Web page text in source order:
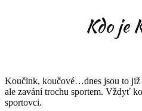
Kdo je
Koučink, koučové…dnes jsou to již
ale zavání trochu sportem. Vždyť
sportovci.